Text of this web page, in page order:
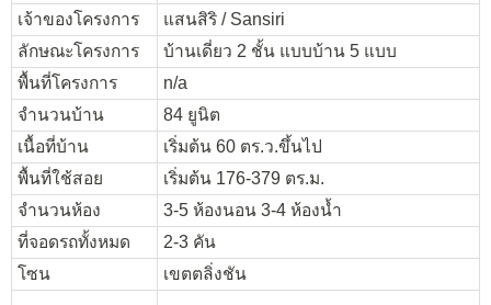
เจ้าของโครงการ
แสนสิริ / Sansiri
ลักษณะโครงการ
บ้านเดี่ยว 2 ชั้น แบบบ้าน 5 แบบ
พื้นที่โครงการ
n/a
จำนวนบ้าน
84 ยูนิต
เนื้อที่บ้าน
เริ่มต้น 60 ตร.ว.ขึ้นไป
พื้นที่ใช้สอย
เริ่มต้น 176-379 ตร.ม.
จำนวนห้อง
3-5 ห้องนอน 3-4 ห้องน้ำ
ที่จอดรถทั้งหมด
2-3 คัน
โซน
เขตตลิ่งชัน